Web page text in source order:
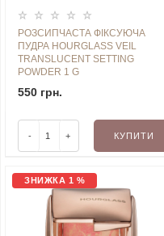
РОЗСИПЧАСТА ФІКСУЮЧА
ПУДРА HOURGLASS VEIL
TRANSLUCENT SETTING
POWDER 1 G
550 грн.
- + КУПИТИ
ЗНИЖКА 1 %